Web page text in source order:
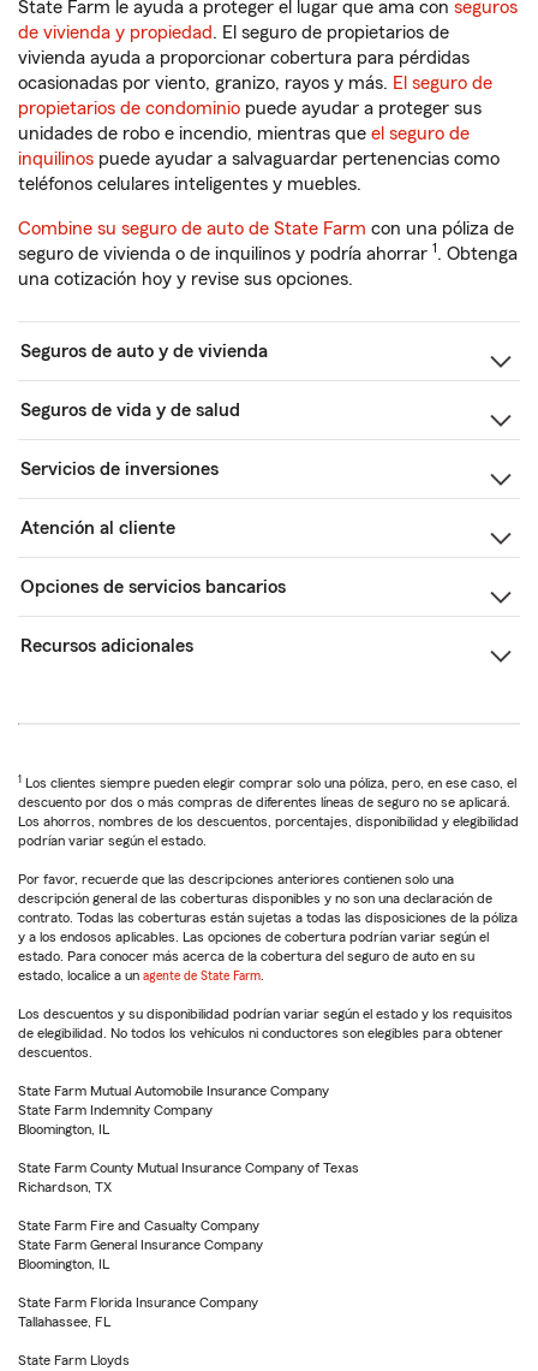
State Farm le ayuda a proteger el lugar que ama con seguros
de vivienda y propiedad. El seguro de propietarios de
vivienda ayuda a proporcionar cobertura para pérdidas
ocasionadas por viento, granizo, rayos y más. El seguro de
propietarios de condominio puede ayudar a proteger sus
unidades de robo e incendio, mientras que el seguro de
inquilinos puede ayudar a salvaguardar pertenencias como
teléfonos celulares inteligentes y muebles.
Combine su seguro de auto de State Farm con una póliza de
seguro de vivienda o de inquilinos y podría ahorrar 1. Obtenga
una cotización hoy y revise sus opciones.
Seguros de auto y de vivienda
Seguros de vida y de salud
Servicios de inversiones
Atención al cliente
Opciones de servicios bancarios
Recursos adicionales
1 Los clientes siempre pueden elegir comprar solo una póliza, pero, en ese caso, el
descuento por dos o más compras de diferentes líneas de seguro no se aplicará.
Los ahorros, nombres de los descuentos, porcentajes, disponibilidad y elegibilidad
podrían variar según el estado.
Por favor, recuerde que las descripciones anteriores contienen solo una
descripción general de las coberturas disponibles y no son una declaración de
contrato. Todas las coberturas están sujetas a todas las disposiciones de la póliza
y a los endosos aplicables. Las opciones de cobertura podrían variar según el
estado. Para conocer más acerca de la cobertura del seguro de auto en su
estado, localice a un agente de State Farm
Los descuentos y su disponibilidad podrían variar según el estado y los requisitos
de elegibilidad. No todos los vehículos ni conductores son elegibles para obtener
descuentos.
State Farm Mutual Automobile Insurance Company
State Farm Indemnity Company
Bloomington, IL
State Farm County Mutual Insurance Company of Texas
Richardson, TX
State Farm Fire and Casualty Company
State Farm General Insurance Company
Bloomington, IL
State Farm Florida Insurance Company
Tallahassee, FL
State Farm Lloyds